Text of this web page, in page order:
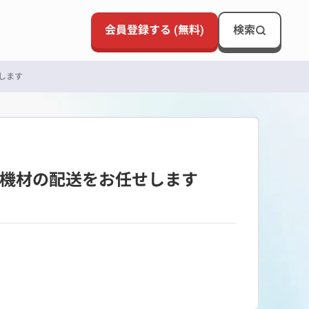
会員登録する (無料) 検索
ます
材の配送をお任せします